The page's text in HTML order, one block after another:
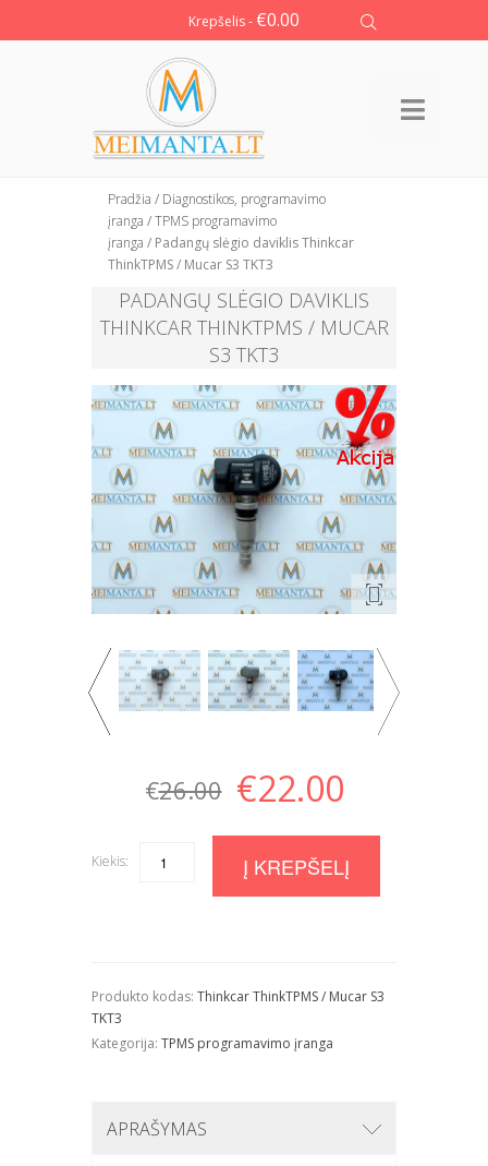
Krepšelis - €0.00
Pradžia / Diagnostikos, programavimo
įranga /TPMS programavimo
įranga / Padangų slėgio daviklis Thinkcar
ThinkTPMS / Mucar S3 TKT3
PADANGŲ SLĖGIO DAVIKLIS
THINKCAR THINKTPMS / MUCAR
S3 TKT3
€26.00 €22.00
Kiekis: Quantity Į KREPŠELĮ
Produkto kodas: Thinkcar ThinkTPMS / Mucar S3
TKT3
Kategorija: TPMS programavimo įranga
APRAŠYMAS